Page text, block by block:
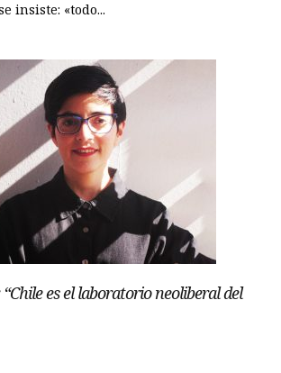
insiste: «todo...
es el laboratorio neoliberal del